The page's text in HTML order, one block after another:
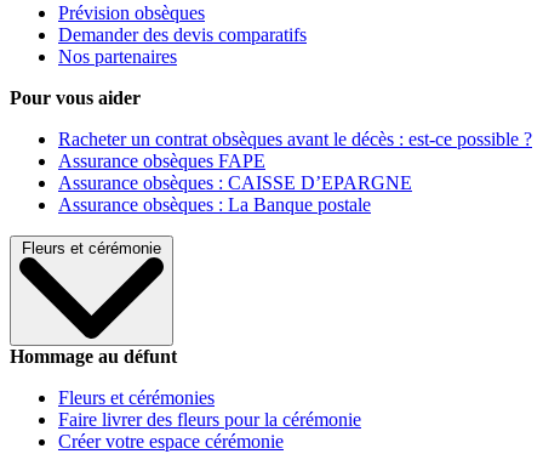
Prévision obsèques
Demander des devis comparatifs
Nos partenaires
Pour vous aider
Racheter un contrat obsèques avant le décès : est-ce possible ?
Assurance obsèques FAPE
Assurance obsèques : CAISSE D’EPARGNE
Assurance obsèques : La Banque postale
Fleurs et cérémonie
Hommage au défunt
Fleurs et cérémonies
Faire livrer des fleurs pour la cérémonie
Créer votre espace cérémonie